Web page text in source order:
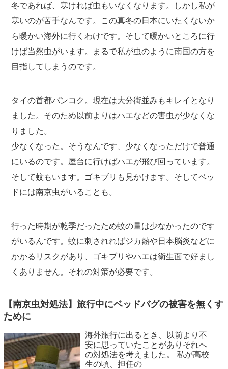
冬であれば、寒ければ虫もいなくなります。しかし私が
寒いのが苦手なんです。この真冬の日本にいたくないか
ら暖かい海外に行くわけです。そして暖かいところに行
けば当然虫がいます。まるで私が虫のように南国の方を
目指してしまうのです。
タイの首都バンコク。現在は大分街並みもキレイとなり
ました。そのため以前よりはハエなどの害虫が少なくな
りました。
少なくなった。そうなんです、少なくなっただけで普通
にいるのです。屋台に行けばハエが飛び回っています。
そして蚊もいます。ゴキブリも見かけます。そしてベッ
ドには南京虫がいることも。
行った時期が乾季だったため蚊の量は少なかったのです
がいるんです。蚊に刺されればジカ熱や日本脳炎などに
かかるリスクがあり、ゴキブリやハエは衛生面で好まし
くありません。それの対策が必要です。
【南京虫対処法】旅行中にベッドバグの被害を無くす
ために
海外旅行に出るとき、以前より不
安に思っていたことがありそれへ
の対処法を考えました。 私が高校
生の頃、担任の